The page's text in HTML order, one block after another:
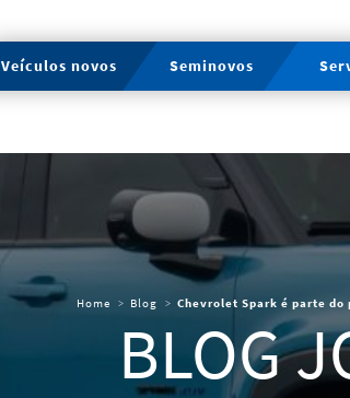
Veículos novos Seminovos
Home Blog Chevrolet Spark é parte do
BLOG